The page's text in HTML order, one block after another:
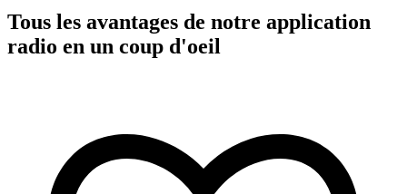
Tous les avantages de notre application
radio en un coup d'oeil